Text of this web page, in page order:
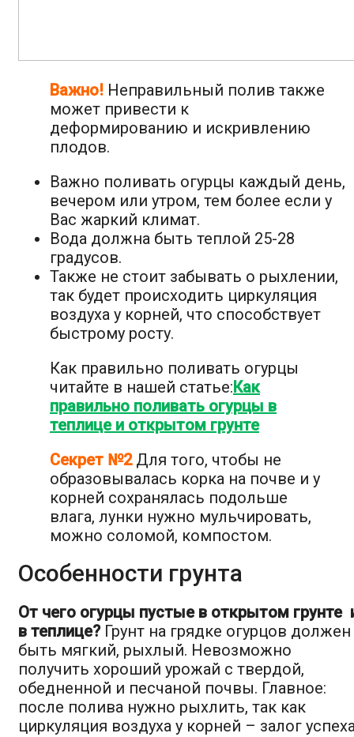
Важно! Неправильный полив также
может привести к
деформированию и искривлению
плодов.
Важно поливать огурцы каждый день,
вечером или утром, тем более если у
Вас жаркий климат.
Вода должна быть теплой 25-28
градусов.
Также не стоит забывать о рыхлении,
так будет происходить циркуляция
воздуха у корней, что способствует
быстрому росту.
Как правильно поливать огурцы
читайте в нашей статье:Как
правильно поливать огурцы в
теплице и открытом грунте
Секрет №2 Для того, чтобы не
образовывалась корка на почве и у
корней сохранялась подольше
влага, лунки нужно мульчировать,
можно соломой, компостом.
Особенности грунта
От чего огурцы пустые в открытом грунте
в теплице?Грунт на грядке огурцов должен
быть мягкий, рыхлый. Невозможно
получить хороший урожай с твердой,
обедненной и песчаной почвы. Главное:
после полива нужно рыхлить, так как
циркуляция воздуха у корней – залог